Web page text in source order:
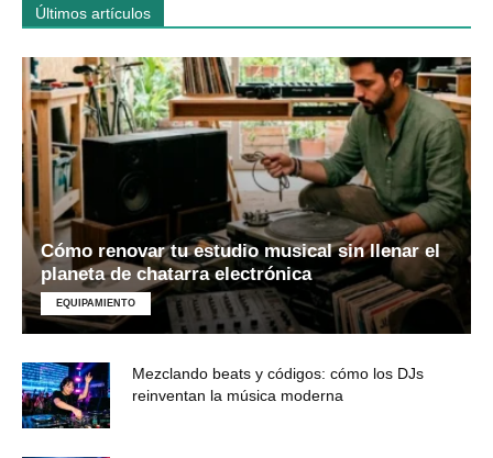
Últimos artículos
Cómo renovar tu estudio musical sin llenar el
planeta de chatarra electrónica
EQUIPAMIENTO
Mezclando beats y códigos: cómo los DJs
reinventan la música moderna